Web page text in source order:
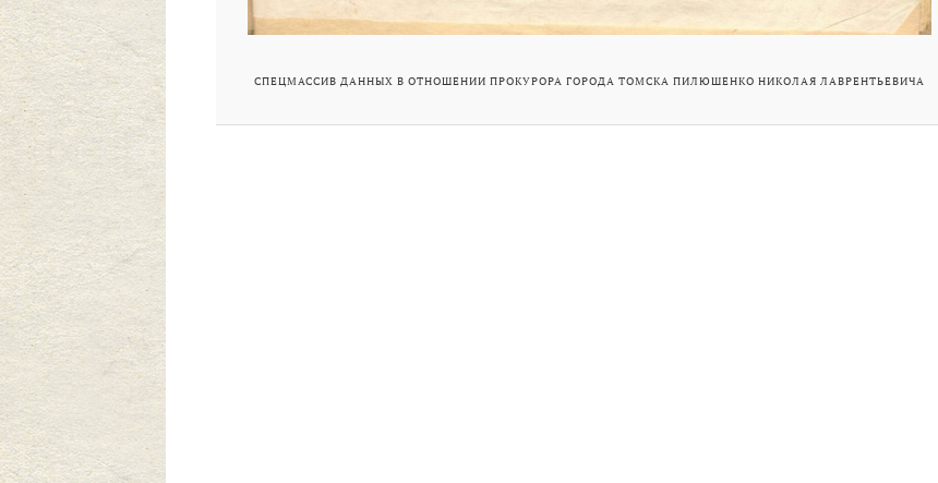
СПЕЦМАССИВ ДАННЫХ В ОТНОШЕНИИ ПРОКУРОРА ГОРОДА ТОМСКА ПИЛЮШЕНКО НИКОЛАЯ ЛАВРЕНТЬЕВИЧА